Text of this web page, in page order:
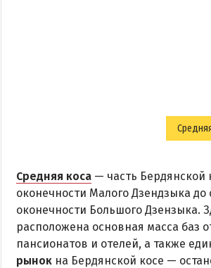
Средняя коса — часть
оконечности Малого Дзендзыка до
оконечности Большого Дзензыка.
расположена основная масса баз
пансионатов и отелей, а также
рынок на Бердянской косе —